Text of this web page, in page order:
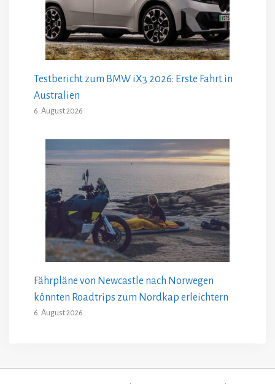
Testbericht zum BMW iX3 2026: Erste Fahrt in
Australien
6. August 2026
Fährpläne von Newcastle nach Norwegen
könnten Roadtrips zum Nordkap erleichtern
6. August 2026